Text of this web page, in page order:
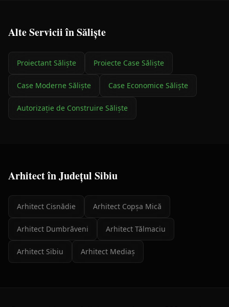
Alte Servicii înSăliște
Proiectant Săliște Proiecte Case Săliște
Case Moderne Săliște Case Economice Săliște
Autorizație de Construire Săliște
Arhitectîn Județul Sibiu
Arhitect Cisnădie Arhitect Copșa Mică
Arhitect Dumbrăveni Arhitect Tălmaciu
Arhitect Sibiu Arhitect Mediaș